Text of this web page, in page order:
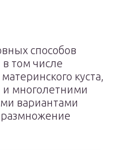
способов
том числе
куста,
многолетними
вариантами